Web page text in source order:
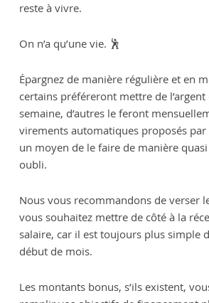
reste à vivre.
On n’a qu’une vie. 🕺
Épargnez de manière régulière et en
certains préféreront mettre de l’argent
semaine, d’autres le feront
virements automatiques proposés par
un moyen de le faire de manière
oubli.
Nous vous recommandons de verser
vous souhaitez mettre de côté à la
salaire, car il est toujours plus simple
début de mois.
Les montants bonus, s’ils existent,